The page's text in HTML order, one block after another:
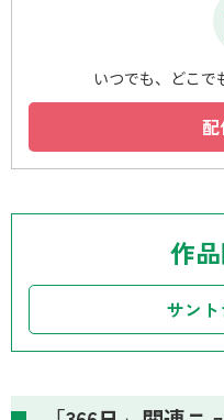
いつでも、どこで
配
作
サント